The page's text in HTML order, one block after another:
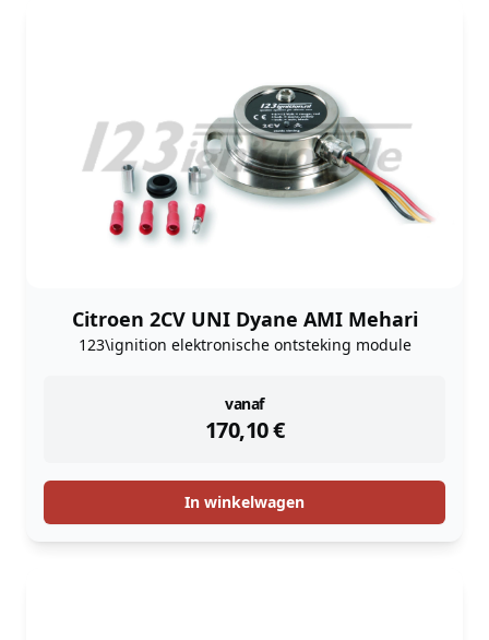
Citroen 2CV UNI Dyane AMI Mehari
123\ignition elektronische ontsteking module
vanaf
170,10€
instock
In winkelwagen